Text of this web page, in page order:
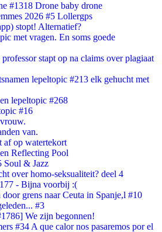
#1318 Drone baby drone
2026 #5 Lollergps
stopt! Alternatief?
met vragen. En soms goede
stapt op na claims over plagiaat
lepeltopic #213 elk gehucht met
lepeltopic #268
#16
van.
af op watertekort
Reflecting Pool
Soul & Jazz
over homo-seksualiteit? deel 4
- Bijna voorbij :(
grens naar Ceuta in Spanje,l #10
#3
We zijn begonnen!
#34 A que calor nos pasaremos por el